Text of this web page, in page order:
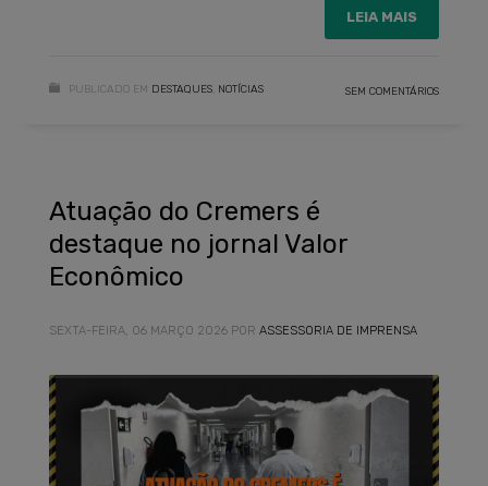
LEIA MAIS
PUBLICADO EM DESTAQUES NOTÍCIAS SEM COMENTÁRIOS
Atuação do Cremers é
destaque no jornal Valor
Econômico
SEXTA-FEIRA, 06 MARÇO 2026 POR ASSESSORIA DE IMPRENSA